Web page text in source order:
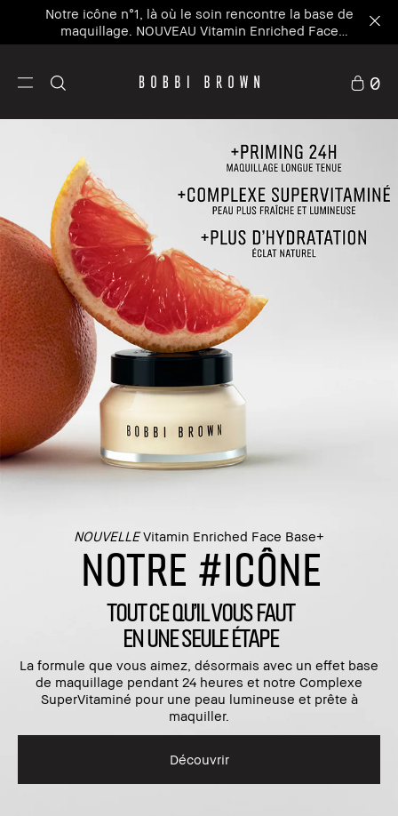
Notre icône n°1, là où le soin rencontre la base de
maquillage. NOUVEAU Vitamin Enriched Face
Base+
0
NOUVELLEVitamin Enriched Face Base+
NOTRE #ICÔNE
TOUT CE QU'IL VOUS FAUT
EN UNE SEULE ÉTAPE
La formule que vous aimez, désormais avec un effet base
de maquillage pendant 24 heures et notre Complexe
SuperVitaminé pour une peau lumineuse et prête à
maquiller.
Découvrir